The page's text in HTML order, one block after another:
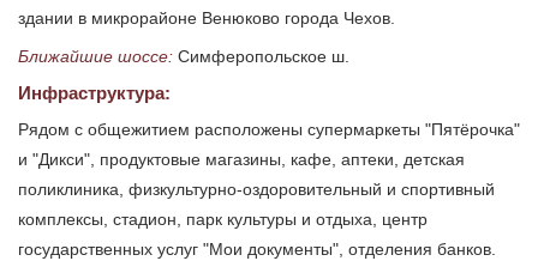
здании в микрорайоне Венюково города Чехов.
Ближайшие шоссе: Симферопольское ш.
Инфраструктура:
Рядом с общежитием расположены супермаркеты "Пятёрочка"
и "Дикси", продуктовые магазины, кафе, аптеки, детская
поликлиника, физкультурно-оздоровительный и спортивный
комплексы, стадион, парк культуры и отдыха, центр
государственных услуг "Мои документы", отделения банков.